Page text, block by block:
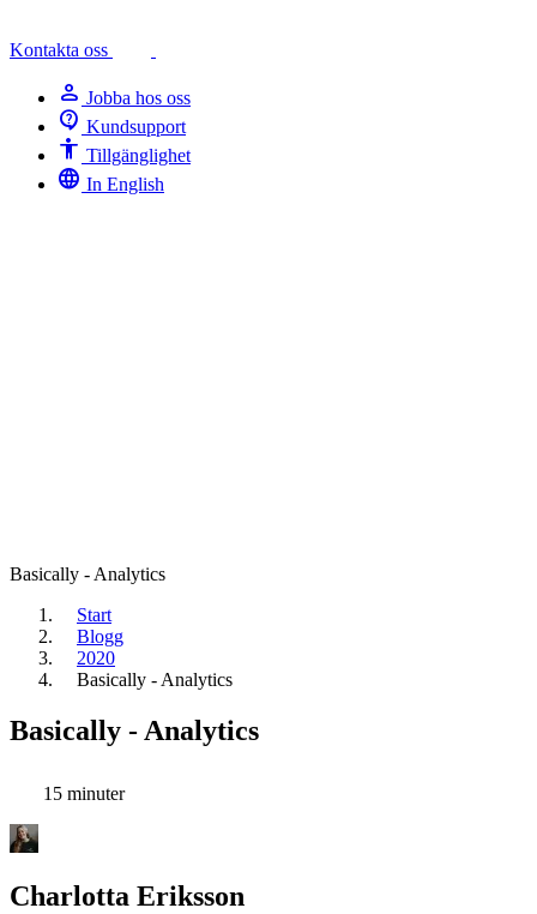
Kontakta oss
person Jobba hos oss
contact_support Kundsupport
Accessibility Tillgänglighet
language In English
Basically - Analytics
Start
Blogg
2020
Basically - Analytics
Basically - Analytics
15 minuter
Charlotta Eriksson